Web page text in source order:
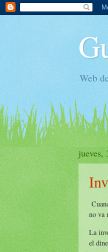
Web
jueves,
no va
La
el